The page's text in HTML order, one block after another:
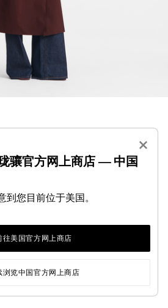
提包散发着永恒的优雅气息。
为您的所有个人物品提供充足
卸肩带功能多样，可斜挎、肩
闪闪发光的宝石，增添了闪亮
形线条突显皮革柔软的纹理，
气息。
之一，Le Roseau 体现 Longchamp
艺。竹子扣环是该系列的象征性标
珠宝，增添闪耀感和一丝柔美气
×
骧官方网上商店 — 中国
到您目前位于美国。
往美国官方网上商店
浏览中国官方网上商店